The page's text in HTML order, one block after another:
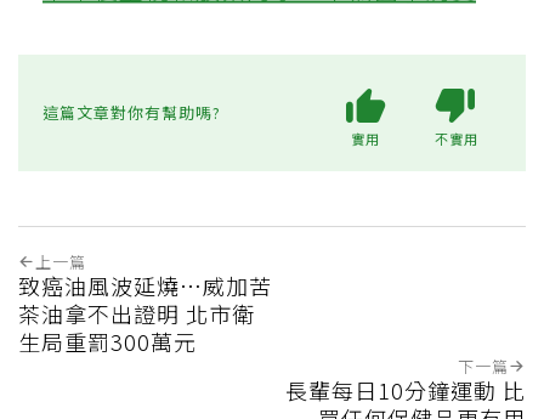
這篇文章對你有幫助嗎?
實用 不實用
上一篇
致癌油風波延燒…威加苦
茶油拿不出證明 北市衛
生局重罰300萬元
下一篇
長輩每日10分鐘運動 比